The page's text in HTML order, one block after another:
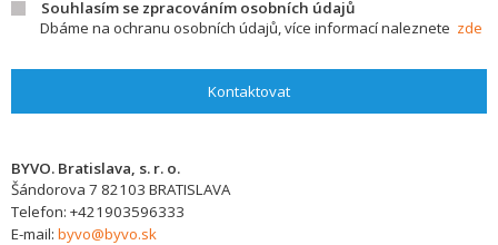
Souhlasím se zpracováním osobních údajů
Dbáme na ochranu osobních údajů, více informací naleznete zde
Kontaktovat
BYVO. Bratislava, s. r. o.
Šándorova 7 82103 BRATISLAVA
Telefon: +421903596333
E-mail: byvo@byvo.sk